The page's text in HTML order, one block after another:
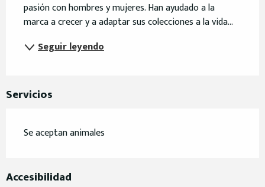
pasión con hombres y mujeres. Han ayudado a la
marca a crecer y a adaptar sus colecciones a la vida...
Seguir leyendo
Servicios
Se aceptan animales
Accesibilidad